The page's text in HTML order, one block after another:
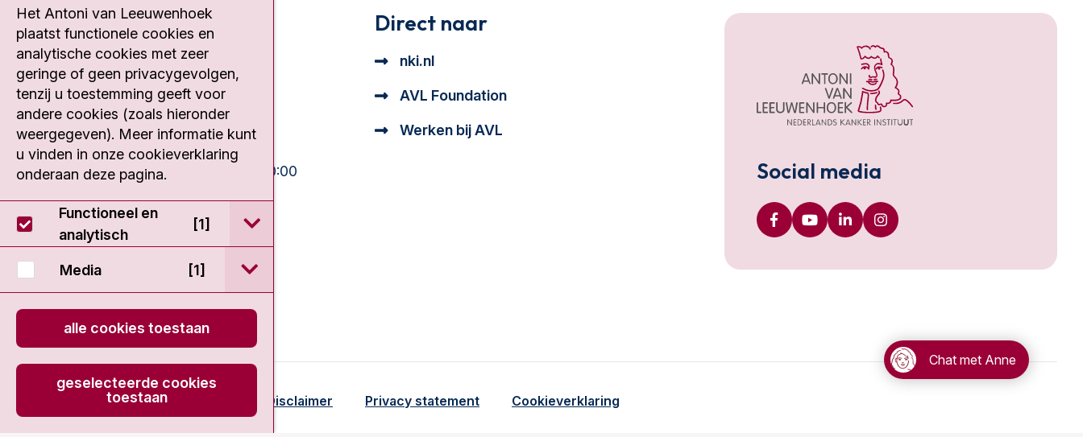
Contact
Plesmanlaan 121
1066 CX Amsterdam
020 512 9111
Bezoektijden
Ma-Vrij:
10:30 - 13:00 en 15:00 - 20:00
Weekend: 10:30 - 20:00
IC:
Direct naar
nki.nl
AVL Foundation
Werken bij AVL
Social media
© 2026 - Antoni van Leeuwenhoek Disclaimer Privacy statement Cookieverklaring
Het Antoni van Leeuwenhoek
plaatst functionele cookies en
analytische cookies met zeer
geringe of geen privacygevolgen,
tenzij u toestemming geeft voor
andere cookies (zoals hieronder
weergegeven). Meer informatie kunt
u vinden in onze cookieverklaring
onderaan deze pagina.
Functioneel en
analytisch
[1] open / sluit Functioneel en analytisch cookie beschrijving
Media [1] open / sluit Media cookie beschrijving
alle cookies toestaan
geselecteerde cookies
toestaan
Chat met Anne